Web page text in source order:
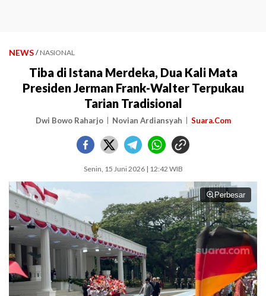
NEWS / NASIONAL
Tiba di Istana Merdeka, Dua Kali Mata
Presiden Jerman Frank-Walter Terpukau
Tarian Tradisional
Dwi Bowo Raharjo Novian Ardiansyah Suara.Com
Senin, 15 Juni 2026 | 12:42 WIB
Perbesar